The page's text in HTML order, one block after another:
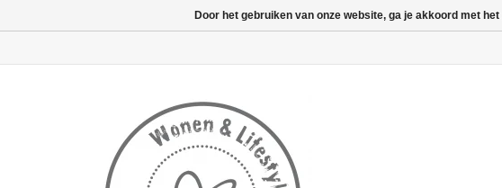
Door het gebruiken van onze website, ga je akkoord met